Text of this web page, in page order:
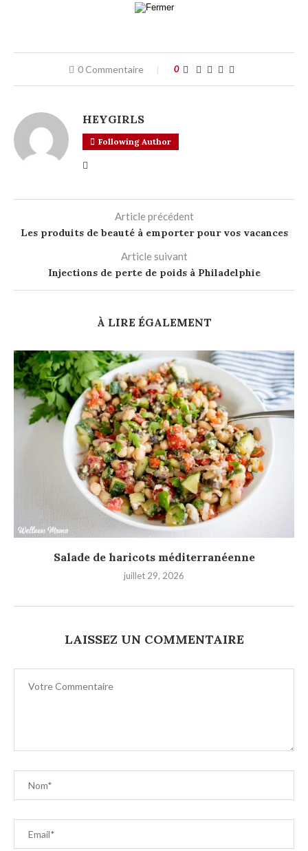
0 Commentaire 0
HEYGIRLS
Following Author
Article précédent
Les produits de beauté à emporter pour vos vacances
Article suivant
Injections de perte de poids à Philadelphie
À LIRE ÉGALEMENT
Salade de haricots méditerranéenne
juillet 29, 2026
LAISSEZ UN COMMENTAIRE